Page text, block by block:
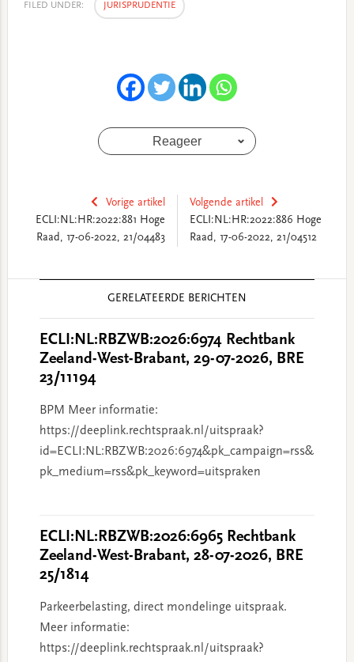
FILED UNDER: JURISPRUDENTIE
Reageer
Vorige artikel
ECLI:NL:HR:2022:881 Hoge
Raad, 17-06-2022, 21/04483
Volgende artikel
ECLI:NL:HR:2022:886 Hoge
Raad, 17-06-2022, 21/04512
GERELATEERDE BERICHTEN
ECLI:NL:RBZWB:2026:6974 Rechtbank
Zeeland-West-Brabant, 29-07-2026, BRE
23/11194
BPM Meer informatie:
https://deeplink.rechtspraak.nl/uitspraak?
id=ECLI:NL:RBZWB:2026:6974&pk_campaign=rss&
pk_medium=rss&pk_keyword=uitspraken
ECLI:NL:RBZWB:2026:6965 Rechtbank
Zeeland-West-Brabant, 28-07-2026, BRE
25/1814
Parkeerbelasting, direct mondelinge uitspraak.
Meer informatie:
https://deeplink.rechtspraak.nl/uitspraak?